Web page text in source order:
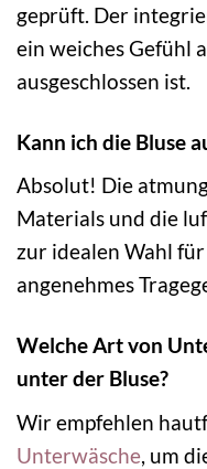
geprüft. Der
ein weiches Gefühl
ausgeschlossen ist.
Kann ich die Bluse
Absolut! Die
Materials und die
zur idealen Wahl
angenehmes
Welche Art von
unter der Bluse?
Wir empfehlen
Unterwäsche, um